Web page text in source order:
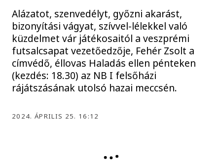
Alázatot, szenvedélyt, győzni akarást,
bizonyítási vágyat, szívvel-lélekkel való
küzdelmet vár játékosaitól a veszprémi
futsalcsapat vezetőedzője, Fehér Zsolt a
címvédő, éllovas Haladás ellen pénteken
(kezdés: 18.30) az NB I felsőházi
rájátszásának utolsó hazai meccsén.
2024. ÁPRILIS 25. 16:12